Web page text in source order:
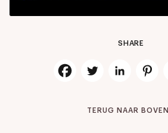
SHARE
TERUG NAAR BOVEN